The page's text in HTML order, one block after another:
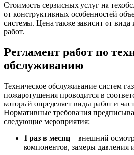
Стоимость сервисных услуг на
от конструктивных особенностей
системы. Цена также зависит от
работ.
Регламент работ по
обслуживанию
Техническое обслуживание систем
пожаротушения проводится в
который определяет виды работ и
Нормативные требования
следующие мероприятия:
1 раз в месяц – внешний
компонентов, замеры давления и